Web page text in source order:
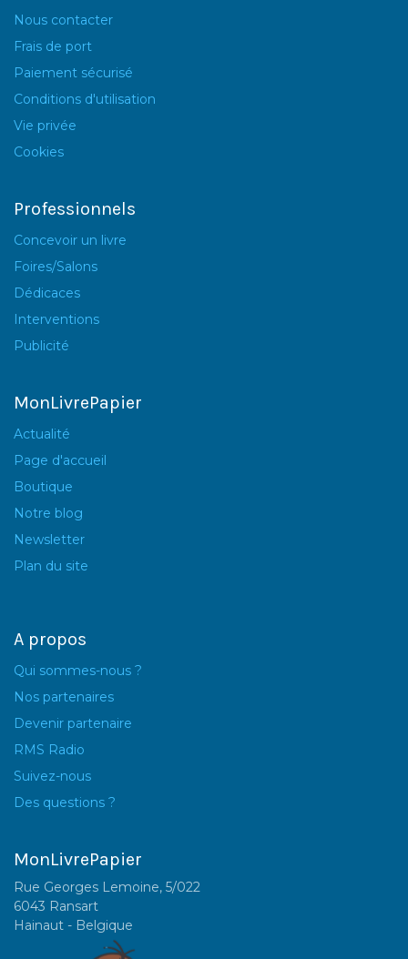
Nous contacter
Frais de port
Paiement sécurisé
Conditions d'utilisation
Vie privée
Cookies
Professionnels
Concevoir un livre
Foires/Salons
Dédicaces
Interventions
Publicité
MonLivrePapier
Actualité
Page d'accueil
Boutique
Notre blog
Newsletter
Plan du site
A propos
Qui sommes-nous ?
Nos partenaires
Devenir partenaire
RMS Radio
Suivez-nous
Des questions ?
MonLivrePapier
Rue Georges Lemoine, 5/022
6043 Ransart
Hainaut - Belgique